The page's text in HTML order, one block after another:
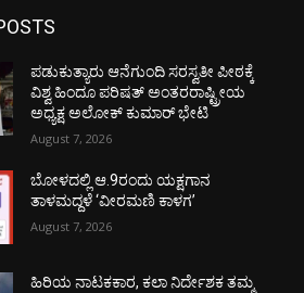
ಪಡುಕುತ್ಯಾರು ಆನೆಗುಂದಿ ಸರಸ್ವತೀ ಪೀಠಕ್ಕೆ
ವಿಶ್ವ ಹಿಂದೂ ಪರಿಷತ್ ಅಂತರರಾಷ್ಟ್ರೀಯ
ಅಧ್ಯಕ್ಷ ಅಲೋಕ್ ಕುಮಾರ್ ಭೇಟಿ
August 7, 2026
ಬೋಳದಲ್ಲಿ ಆ.9ರಂದು ಯಕ್ಷಗಾನ
ತಾಳಮದ್ದಳೆ ‘ವೀರಮಣಿ ಕಾಳಗ’
August 7, 2026
ಹಿರಿಯ ನಾಟಕಕಾರ, ಕಲಾ ನಿರ್ದೇಶಕ ತಮ್ಮ